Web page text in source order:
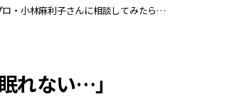
・小林麻利子さんに相談してみたら…
れない…」